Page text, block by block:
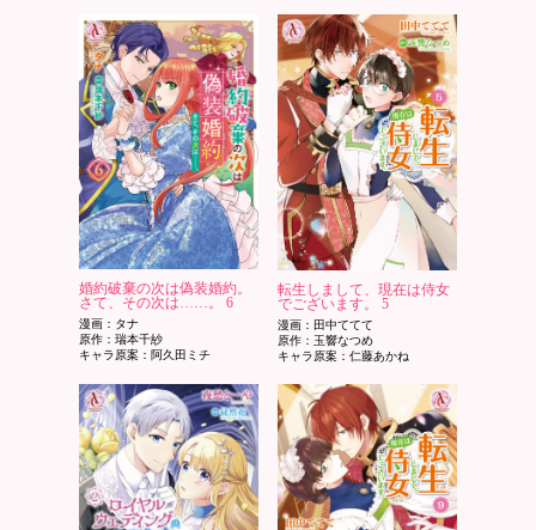
婚約破棄の次は偽装婚約。
さて、その次は……。 6
漫画：タナ
原作：瑞本千紗
キャラ原案：阿久田ミチ
転生しまして、現在は侍女
でございます。 5
漫画：田中ててて
原作：玉響なつめ
キャラ原案：仁藤あかね